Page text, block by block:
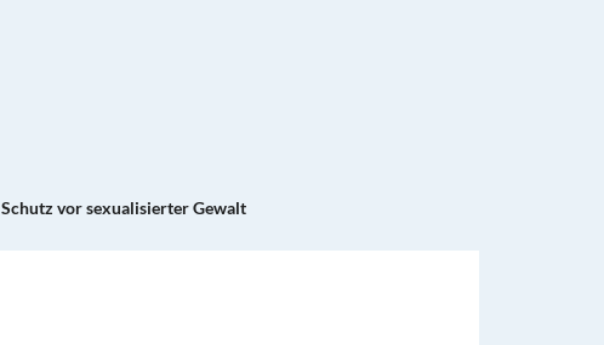
Schutz vor sexualisierter Gewalt